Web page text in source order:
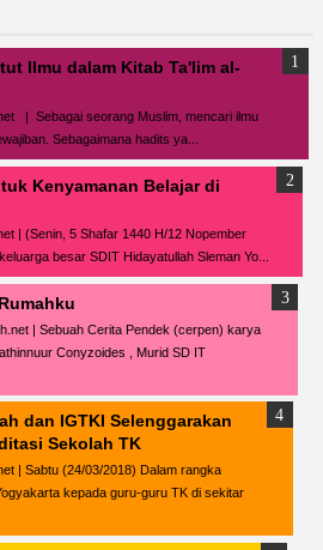
Ilmu dalam Kitab Ta'lim al-
| Sebagai seorang Muslim, mencari ilmu
Sebagaimana hadits ya...
Kenyamanan Belajar di
| (Senin, 5 Shafar 1440 H/12 Nopember
besar SDIT Hidayatullah Sleman Yo...
| Sebuah Cerita Pendek (cerpen) karya
Conyzoides , Murid SD IT
dan IGTKI Selenggarakan
Sekolah TK
| Sabtu (24/03/2018) Dalam rangka
kepada guru-guru TK di sekitar